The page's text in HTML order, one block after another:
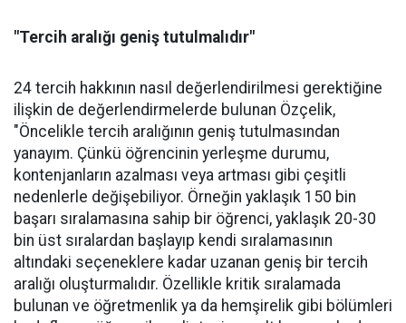
"Tercih aralığı geniş tutulmalıdır"
24 tercih hakkının nasıl değerlendirilmesi gerektiğine
ilişkin de değerlendirmelerde bulunan Özçelik,
"Öncelikle tercih aralığının geniş tutulmasından
yanayım. Çünkü öğrencinin yerleşme durumu,
kontenjanların azalması veya artması gibi çeşitli
nedenlerle değişebiliyor. Örneğin yaklaşık 150 bin
başarı sıralamasına sahip bir öğrenci, yaklaşık 20-30
bin üst sıralardan başlayıp kendi sıralamasının
altındaki seçeneklere kadar uzanan geniş bir tercih
aralığı oluşturmalıdır. Özellikle kritik sıralamada
bulunan ve öğretmenlik ya da hemşirelik gibi bölümleri